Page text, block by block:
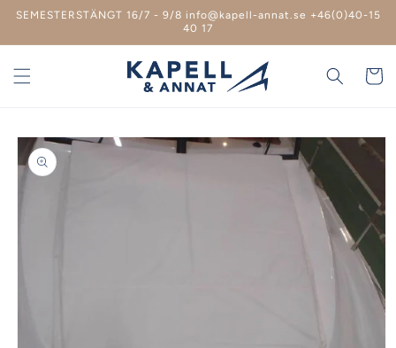
vidare
innehåll
SEMESTERSTÄNGT 16/7 - 9/8 info@kapell-annat.se +46(0)40-15
40 17
vidare till